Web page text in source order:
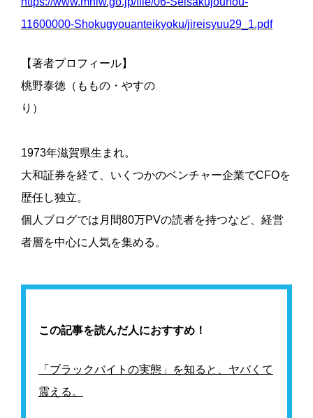
11600000-Shokugyouanteikyoku/jireisyuu29_1.pdf
【著者プロフィール】
桃野泰徳（ももの・やすの
り）
1973年滋賀県生まれ。
大和証券を経て、いくつかのベンチャー企業でCFOを
歴任し独立。
個人ブログでは月間80万PVの読者を持つなど、経営
者層を中心に人気を集める。
この記事を読んだ人におすすめ！
「ブラックバイトの実態」を知ると、ヤバくて
震える。